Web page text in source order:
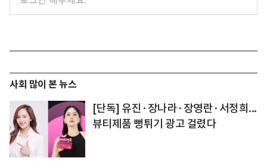
사회 많이 본 뉴스
[단독] 유진·장나라·장영란·서정희...
뷰티제품 뻥튀기 광고 걸렸다